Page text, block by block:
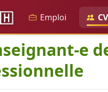
Emploi CV
e